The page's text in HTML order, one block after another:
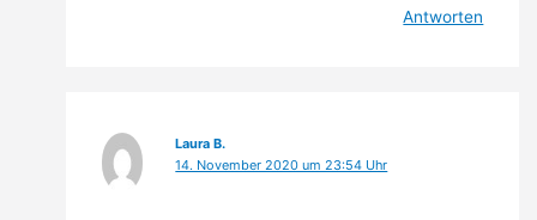
Antworten
Laura B.
14. November 2020 um 23:54 Uhr